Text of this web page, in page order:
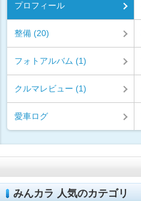
プロフィール
整備 (20)
フォトアルバム (1)
クルマレビュー (1)
愛車ログ
みんカラ 人気のカテゴリ